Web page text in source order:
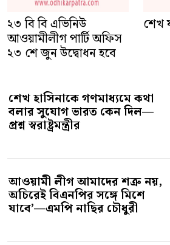
আওয়ামীলীগ পার্টি অফিস
২৩ শে জুন উদ্বোধন হবে শেখ
বলার সুযোগ ভারত কেন দিল—
প্রশ্ন স্বরাষ্ট্রমন্ত্রীর
আওয়ামী লীগ আমাদের শত্রু নয়,
অচিরেই বিএনপির সঙ্গে মিশে
যাবে’—এমপি নাছির চৌধুরী
শেখ হাসিনাকে বক্তব্যের সুযোগ